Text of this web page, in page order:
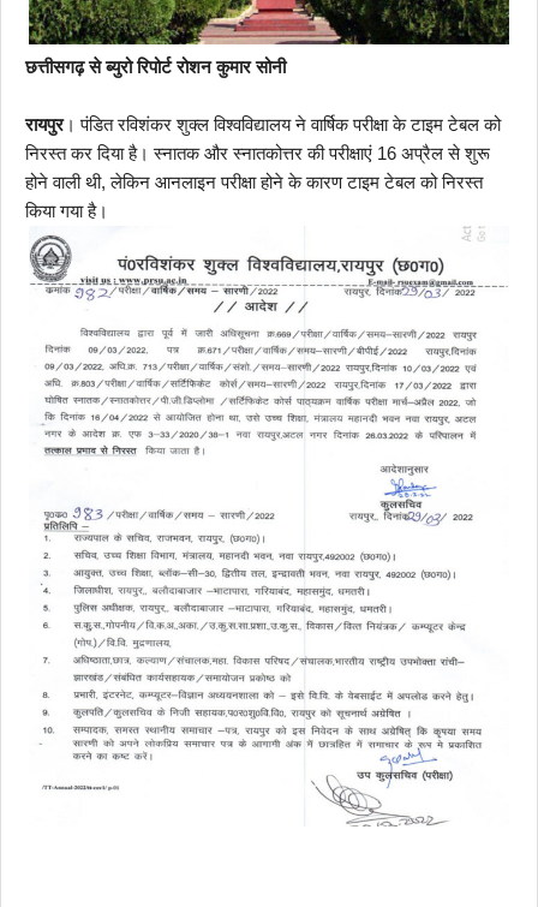
छत्तीसगढ़ से ब्युरो रिपोर्ट रोशन कुमार सोनी
रायपुर। पंडित रविशंकर शुक्ल विश्वविद्यालय ने वार्षिक परीक्षा के टाइम टेबल को
निरस्त कर दिया है। स्नातक और स्नातकोत्तर की परीक्षाएं 16 अप्रैल से शुरू
होने वाली थी, लेकिन आनलाइन परीक्षा होने के कारण टाइम टेबल को निरस्त
किया गया है।